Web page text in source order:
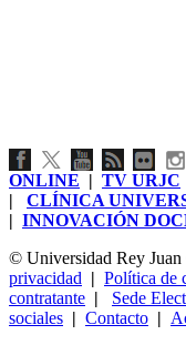
ONLINE | TV URJC
| CLÍNICA
| INNOVACIÓN
© Universidad Rey Juan
privacidad | Política de
contratante | Sede
sociales | Contacto |